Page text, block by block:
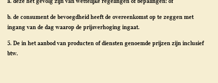
b. de consument de bevoegdheid heeft de overeenkomst op te zeggen met
ingang van de dag waarop de prijsverhoging ingaat.
5. De in het aanbod van producten of diensten genoemde prijzen zijn inclusief
btw.